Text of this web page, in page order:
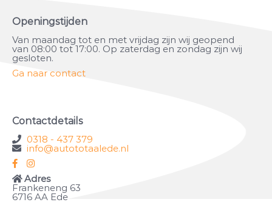
Openingstijden
Van maandag tot en met vrijdag zijn wij geopend
van 08:00 tot 17:00. Op zaterdag en zondag zijn wij
gesloten.
Ga naar contact
Contactdetails
0318 - 437 379
info@autototaalede.nl
Adres
Frankeneng 63
6716 AA Ede